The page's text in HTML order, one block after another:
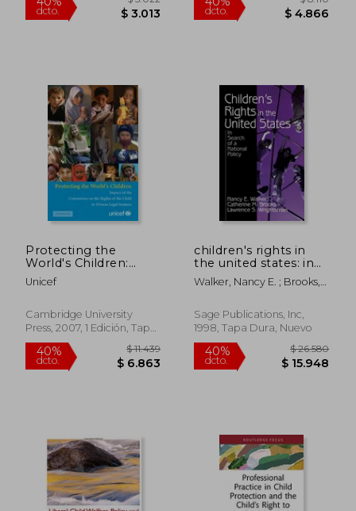
40%
dcto.
$ 10.004
$ 6.002
40%
dcto.
Protecting the
World's Children:
Impact of the
Convention on the
Diverse Legal
Systems (en Inglés)
Unicef
Cambridge University
Press, 2007, 1 Edición, Tapa
Dura, Nuevo
children's rights in
the united states: in
search of a national
policy (en Inglés)
Walker, Nancy E. ; Brooks,
Lawrence S.
Sage Publications, Inc,
1998, Tapa Dura, Nuevo